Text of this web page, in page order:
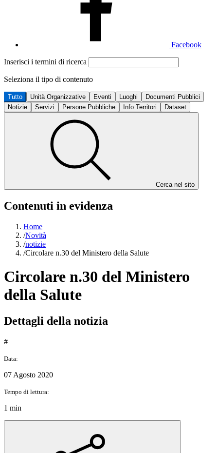
Facebook
Inserisci i termini di ricerca
Seleziona il tipo di contenuto
Tutto Unità Organizzative Eventi Luoghi
Documenti Pubblici
Notizie
Servizi Persone Pubbliche Info Territori Dataset
Cerca nel sito
Contenuti in evidenza
Home
/Novità
/notizie
/Circolare n.30 del Ministero della Salute
Circolare n.30 del Ministero
della Salute
Dettagli della notizia
#
Data:
07 Agosto 2020
Tempo di lettura:
1 min